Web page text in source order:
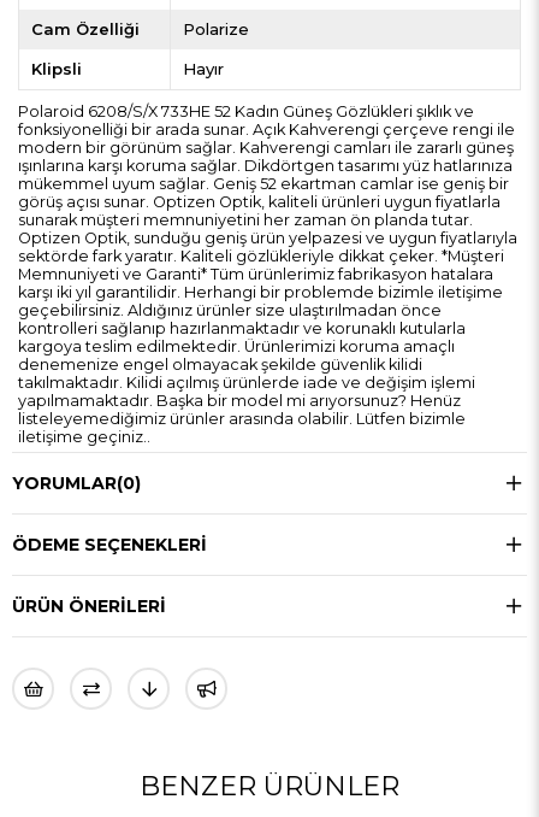
Cam Özelliği Polarize
Klipsli Hayır
Polaroid 6208/S/X 733HE 52 Kadın Güneş Gözlükleri şıklık ve
fonksiyonelliği bir arada sunar. Açık Kahverengi çerçeve rengi ile
modern bir görünüm sağlar. Kahverengi camları ile zararlı güneş
ışınlarına karşı koruma sağlar. Dikdörtgen tasarımı yüz hatlarınıza
mükemmel uyum sağlar. Geniş 52 ekartman camlar ise geniş bir
görüş açısı sunar. Optizen Optik, kaliteli ürünleri uygun fiyatlarla
sunarak müşteri memnuniyetini her zaman ön planda tutar.
Optizen Optik, sunduğu geniş ürün yelpazesi ve uygun fiyatlarıyla
sektörde fark yaratır. Kaliteli gözlükleriyle dikkat çeker. *Müşteri
Memnuniyeti ve Garanti* Tüm ürünlerimiz fabrikasyon hatalara
karşı iki yıl garantilidir. Herhangi bir problemde bizimle iletişime
geçebilirsiniz. Aldığınız ürünler size ulaştırılmadan önce
kontrolleri sağlanıp hazırlanmaktadır ve korunaklı kutularla
kargoya teslim edilmektedir. Ürünlerimizi koruma amaçlı
denemenize engel olmayacak şekilde güvenlik kilidi
takılmaktadır. Kilidi açılmış ürünlerde iade ve değişim işlemi
yapılmamaktadır. Başka bir model mi arıyorsunuz? Henüz
listeleyemediğimiz ürünler arasında olabilir. Lütfen bizimle
iletişime geçiniz..
YORUMLAR(0)
ÖDEME SEÇENEKLERI
ÜRÜN ÖNERILERI
BENZER ÜRÜNLER